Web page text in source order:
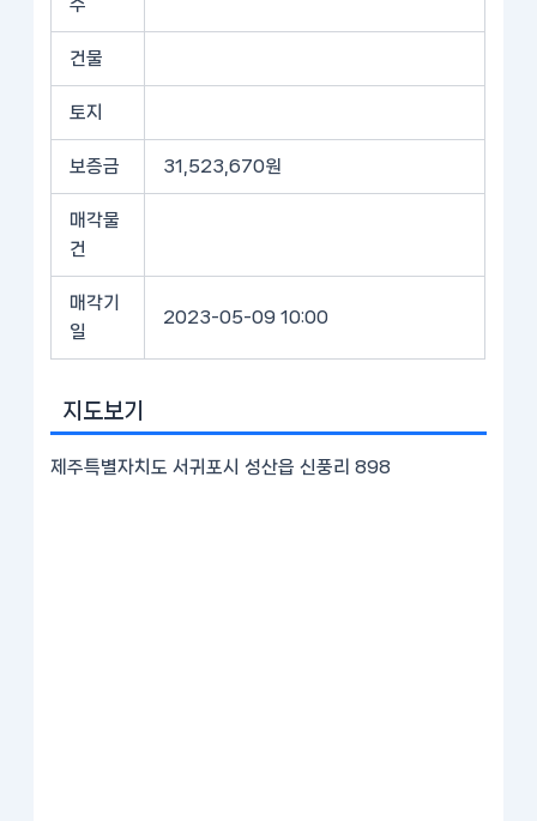
수
건물
토지
보증금 31,523,670원
매각물
건
매각기
일
2023-05-09 10:00
지도보기
제주특별자치도 서귀포시 성산읍 신풍리 898